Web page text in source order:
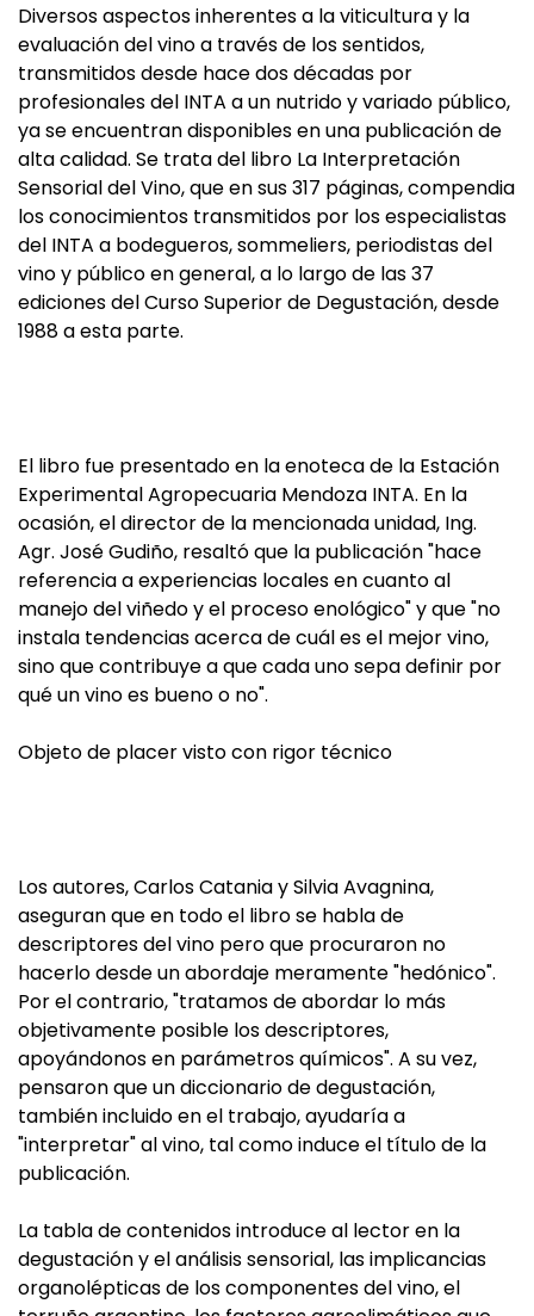
Diversos aspectos inherentes a la viticultura y la
evaluación del vino a través de los sentidos,
transmitidos desde hace dos décadas por
profesionales del INTA a un nutrido y variado público,
ya se encuentran disponibles en una publicación de
alta calidad. Se trata del libro La Interpretación
Sensorial del Vino, que en sus 317 páginas, compendia
los conocimientos transmitidos por los especialistas
del INTA a bodegueros, sommeliers, periodistas del
vino y público en general, a lo largo de las 37
ediciones del Curso Superior de Degustación, desde
1988 a esta parte.
El libro fue presentado en la enoteca de la Estación
Experimental Agropecuaria Mendoza INTA. En la
ocasión, el director de la mencionada unidad, Ing.
Agr. José Gudiño, resaltó que la publicación "hace
referencia a experiencias locales en cuanto al
manejo del viñedo y el proceso enológico" y que "no
instala tendencias acerca de cuál es el mejor vino,
sino que contribuye a que cada uno sepa definir por
qué un vino es bueno o no".
Objeto de placer visto con rigor técnico
Los autores, Carlos Catania y Silvia Avagnina,
aseguran que en todo el libro se habla de
descriptores del vino pero que procuraron no
hacerlo desde un abordaje meramente "hedónico".
Por el contrario, "tratamos de abordar lo más
objetivamente posible los descriptores,
apoyándonos en parámetros químicos". A su vez,
pensaron que un diccionario de degustación,
también incluido en el trabajo, ayudaría a
"interpretar" al vino, tal como induce el título de la
publicación.
La tabla de contenidos introduce al lector en la
degustación y el análisis sensorial, las implicancias
organolépticas de los componentes del vino, el